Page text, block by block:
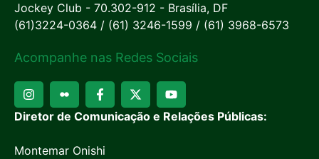
Jockey Club - 70.302-912 - Brasília, DF
(61)3224-0364 / (61) 3246-1599 / (61) 3968-6573
Acompanhe nas Redes Sociais
Diretor de Comunicação e Relações Públicas:
Montemar Onishi